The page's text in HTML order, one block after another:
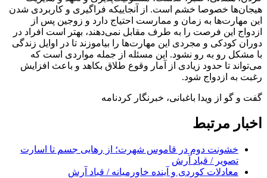
هیجان‌ها خصوصا خشم است. از آنجاییکه فراگیری و کاربردی شدن
این مهارت‌ها به زمان و ممارست احتیاج دارد و زوجین پس از
ازدواج این فرصت را به طرف مقابل نمی‌دهند، بهتر است افراد در
دوران کودکی و مجردی این مهارت‌ها را بیاموزند تا در اوایل زندگی
با مشکل رو به رو نشود. این مسئله از جمله مواردی است که
می‌تواند تا حدود زیادی از آمار وقوع طلاق بکاهد و باعث افزایش
رغبت به ازدواج شود.
گفت و گو از ویدا باغبانی، خبرنگار کردنامه
اخبار مرتبط
خشونت دوم در قاموس شهرت؛ از رهایی جسم تا اسارت
تصویر / قباد آرش
معادلات کوردی و آینده خاورمیانه / قباد آرش